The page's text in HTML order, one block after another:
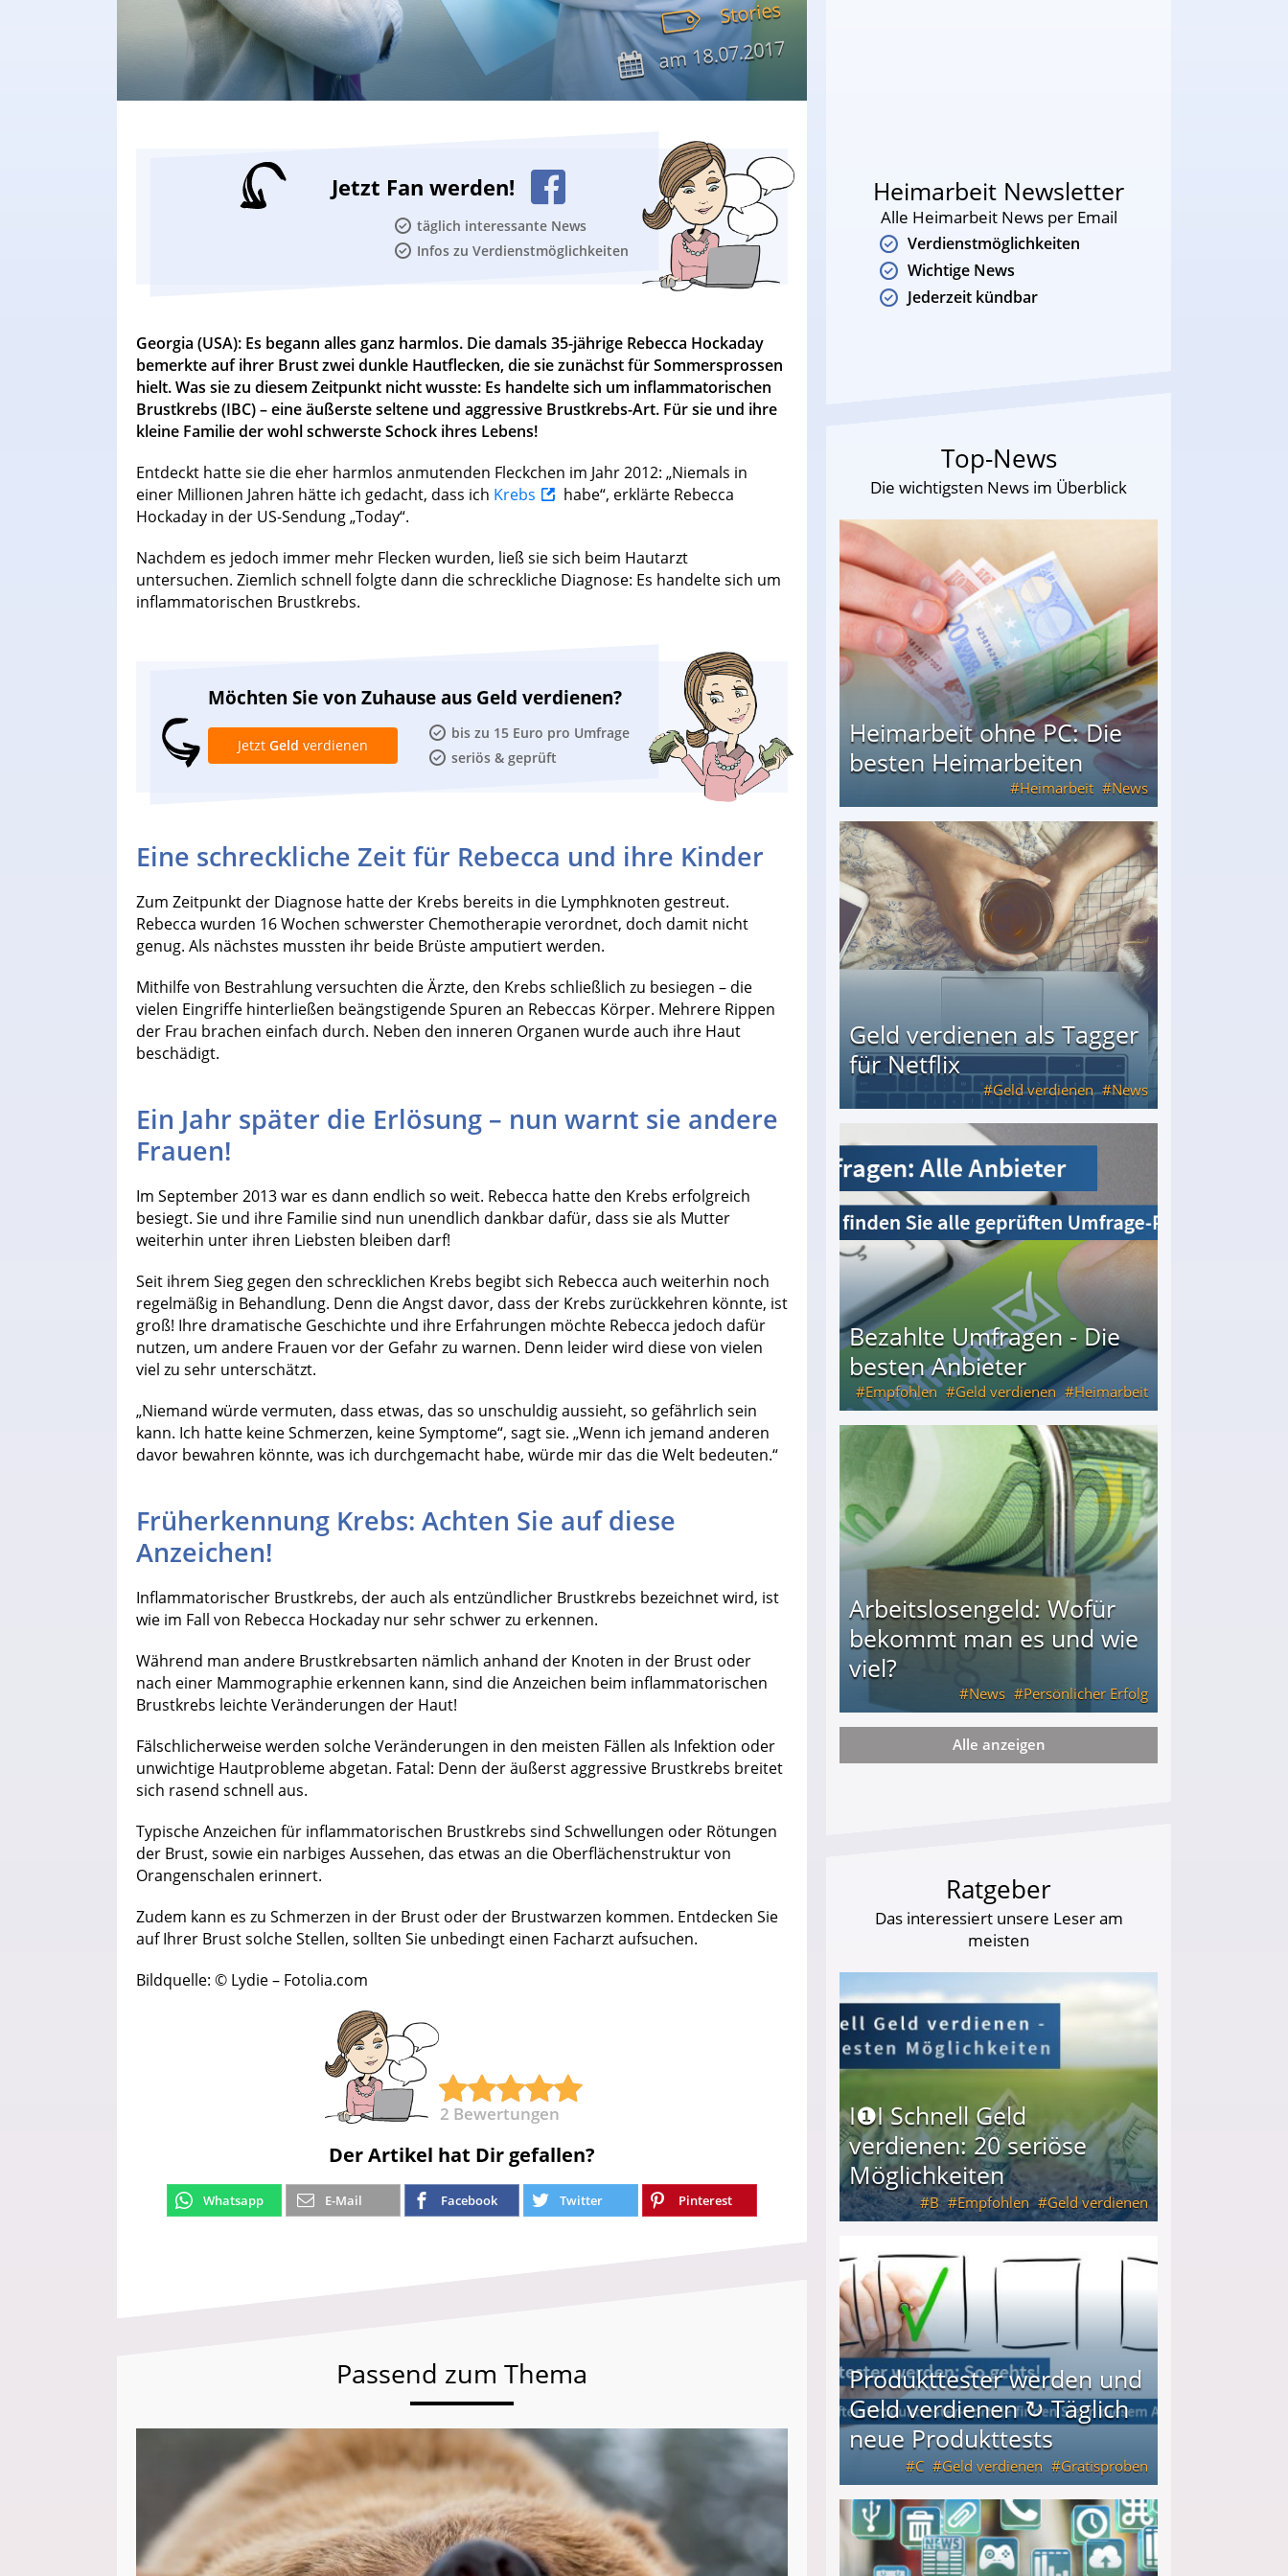
Stories
am18.07.2017
Jetzt Fan werden!
täglich interessante News
Infos zu Verdienstmöglichkeiten
Georgia (USA): Es begann alles ganz harmlos. Die damals 35-jährige Rebecca Hockaday
bemerkte auf ihrer Brust zwei dunkle Hautflecken, die sie zunächst für Sommersprossen
hielt. Was sie zu diesem Zeitpunkt nicht wusste: Es handelte sich um inflammatorischen
Brustkrebs (IBC) – eine äußerste seltene und aggressive Brustkrebs-Art. Für sie und ihre
kleine Familie der wohl schwerste Schock ihres Lebens!
Entdeckt hatte sie die eher harmlos anmutenden Fleckchen im Jahr 2012: „Niemals in
einer Millionen Jahren hätte ich gedacht, dass ich Krebs
habe“, erklärte Rebecca
Hockaday in der US-Sendung „Today“.
Nachdem es jedoch immer mehr Flecken wurden, ließ sie sich beim Hautarzt
untersuchen. Ziemlich schnell folgte dann die schreckliche Diagnose: Es handelte sich um
inflammatorischen Brustkrebs.
Möchten Sie von Zuhause aus Geld verdienen?
bis zu 15 Euro pro Umfrage
seriös & geprüft
Jetzt Geld verdienen
Eine schreckliche Zeit für Rebecca und ihre Kinder
Zum Zeitpunkt der Diagnose hatte der Krebs bereits in die Lymphknoten gestreut.
Rebecca wurden 16 Wochen schwerster Chemotherapie verordnet, doch damit nicht
genug. Als nächstes mussten ihr beide Brüste amputiert werden.
Mithilfe von Bestrahlung versuchten die Ärzte, den Krebs schließlich zu besiegen – die
vielen Eingriffe hinterließen beängstigende Spuren an Rebeccas Körper. Mehrere Rippen
der Frau brachen einfach durch. Neben den inneren Organen wurde auch ihre Haut
beschädigt.
Ein Jahr später die Erlösung – nun warnt sie andere
Frauen!
Im September 2013 war es dann endlich so weit. Rebecca hatte den Krebs erfolgreich
besiegt. Sie und ihre Familie sind nun unendlich dankbar dafür, dass sie als Mutter
weiterhin unter ihren Liebsten bleiben darf!
Seit ihrem Sieg gegen den schrecklichen Krebs begibt sich Rebecca auch weiterhin noch
regelmäßig in Behandlung. Denn die Angst davor, dass der Krebs zurückkehren könnte, ist
groß! Ihre dramatische Geschichte und ihre Erfahrungen möchte Rebecca jedoch dafür
nutzen, um andere Frauen vor der Gefahr zu warnen. Denn leider wird diese von vielen
viel zu sehr unterschätzt.
„Niemand würde vermuten, dass etwas, das so unschuldig aussieht, so gefährlich sein
kann. Ich hatte keine Schmerzen, keine Symptome“, sagt sie. „Wenn ich jemand anderen
davor bewahren könnte, was ich durchgemacht habe, würde mir das die Welt bedeuten.“
Früherkennung Krebs: Achten Sie auf diese
Anzeichen!
Inflammatorischer Brustkrebs, der auch als entzündlicher Brustkrebs bezeichnet wird, ist
wie im Fall von Rebecca Hockaday nur sehr schwer zu erkennen.
Während man andere Brustkrebsarten nämlich anhand der Knoten in der Brust oder
nach einer Mammographie erkennen kann, sind die Anzeichen beim inflammatorischen
Brustkrebs leichte Veränderungen der Haut!
Fälschlicherweise werden solche Veränderungen in den meisten Fällen als Infektion oder
unwichtige Hautprobleme abgetan. Fatal: Denn der äußerst aggressive Brustkrebs breitet
sich rasend schnell aus.
Typische Anzeichen für inflammatorischen Brustkrebs sind Schwellungen oder Rötungen
der Brust, sowie ein narbiges Aussehen, das etwas an die Oberflächenstruktur von
Orangenschalen erinnert.
Zudem kann es zu Schmerzen in der Brust oder der Brustwarzen kommen. Entdecken Sie
auf Ihrer Brust solche Stellen, sollten Sie unbedingt einen Facharzt aufsuchen.
Bildquelle: © Lydie – Fotolia.com
2 Bewertungen
Der Artikel hat Dir gefallen?
Whatsapp E-Mail Facebook Twitter Pinterest
Passend zum Thema
Heimarbeit Newsletter
Alle Heimarbeit News per Email
Verdienstmöglichkeiten
Wichtige News
Jederzeit kündbar
Top-News
Die wichtigsten News im Überblick
Heimarbeit ohne PC: Die
besten Heimarbeiten
Heimarbeit News
Heimarbeit ohne PC: Die besten Heimarbeiten
Geld verdienen als Tagger
für Netflix
Geld verdienen News
Bezahlte Umfragen - Die
besten Anbieter
Empfohlen Geld verdienen Heimarbeit
Bezahlte Umfragen - Die besten Anbieter
Arbeitslosengeld: Wofür
bekommt man es und wie
viel?
News Persönlicher Erfolg
Arbeitslosengeld: Wofür bekommt man es und wie viel?
Alle anzeigen
Ratgeber
Das interessiert unsere Leser am
meisten
I❶I Schnell Geld
verdienen: 20 seriöse
Möglichkeiten
B Empfohlen Geld verdienen
Produkttester werden und
Geld verdienen ↻ Täglich
neue Produkttests
C Geld verdienen Gratisproben
Produkttester werden und Geld verdienen ↻ Täglich neue Produkttests